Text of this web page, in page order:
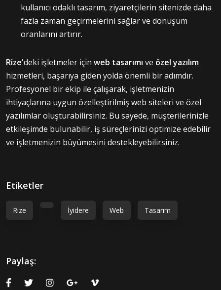
kullanıcı odaklı tasarım, ziyaretçilerin sitenizde daha
fazla zaman geçirmelerini sağlar ve dönüşüm
oranlarını artırır.
Rize'deki işletmeler için web tasarımı ve özel yazılım
hizmetleri, başarıya giden yolda önemli bir adımdır.
Profesyonel bir ekip ile çalışarak, işletmenizin
ihtiyaçlarına uygun özelleştirilmiş web siteleri ve özel
yazılımlar oluşturabilirsiniz. Bu sayede, müşterilerinizle
etkileşimde bulunabilir, iş süreçlerinizi optimize edebilir
ve işletmenizin büyümesini destekleyebilirsiniz.
Etiketler
Rize İyidere Web Tasarım
Paylaş: